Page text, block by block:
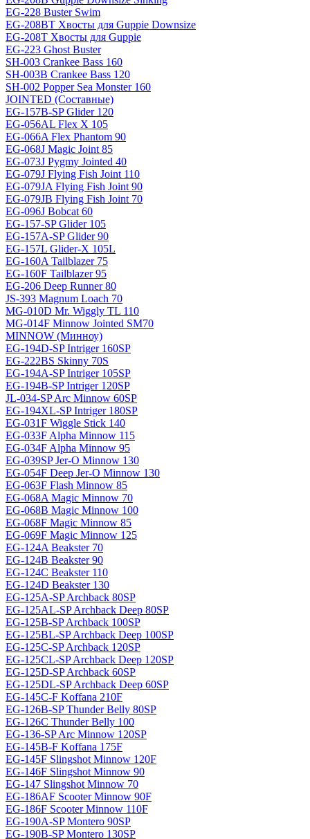
EG-228 Buster Swim
EG-208BT Хвосты для Guppie Downsize
EG-208T Хвосты для Guppie
EG-223 Ghost Buster
SH-003 Crankee Bass 160
SH-003B Crankee Bass 120
SH-002 Popper Sea Monster 160
JOINTED (Составные)
EG-157B-SP Glider 120
EG-056AL Flex X 105
EG-066A Flex Phantom 90
EG-068J Magic Joint 85
EG-073J Pygmy Jointed 40
EG-079J Flying Fish Joint 110
EG-079JA Flying Fish Joint 90
EG-079JB Flying Fish Joint 70
EG-096J Bobcat 60
EG-157-SP Glider 105
EG-157A-SP Glider 90
EG-157L Glider-X 105L
EG-160A Tailblazer 75
EG-160F Tailblazer 95
EG-206 Deep Runner 80
JS-393 Magnum Loach 70
MG-010D Mr. Wiggly TL 110
MG-014F Minnow Jointed SM70
MINNOW (Минноу)
EG-194D-SP Intriger 160SP
EG-222BS Skinny 70S
EG-194A-SP Intriger 105SP
EG-194B-SP Intriger 120SP
JL-034-SP Arc Minnow 60SP
EG-194XL-SP Intriger 180SP
EG-031F Wiggle Stick 140
EG-033F Alpha Minnow 115
EG-034F Alpha Minnow 95
EG-039SP Jer-O Minnow 130
EG-054F Deep Jer-O Minnow 130
EG-063F Flash Minnow 85
EG-068A Magic Minnow 70
EG-068B Magic Minnow 100
EG-068F Magic Minnow 85
EG-069F Magiс Minnow 125
EG-124A Beakster 70
EG-124B Beakster 90
EG-124C Beakster 110
EG-124D Beakster 130
EG-125A-SP Archback 80SP
EG-125AL-SP Archback Deep 80SP
EG-125B-SP Archback 100SP
EG-125BL-SP Archback Deep 100SP
EG-125C-SP Archback 120SP
EG-125CL-SP Archback Deep 120SP
EG-125D-SP Archback 60SP
EG-125DL-SP Archback Deep 60SP
EG-145C-F Koffana 210F
EG-126B-SP Thunder Belly 80SP
EG-126C Thunder Belly 100
EG-136-SP Arc Minnow 120SP
EG-145B-F Koffana 175F
EG-145F Slingshot Minnow 120F
EG-146F Slingshot Minnow 90
EG-147 Slingshot Minnow 70
EG-186AF Scooter Minnow 90F
EG-186F Scooter Minnow 110F
EG-190A-SP Montero 90SP
EG-190B-SP Montero 130SP